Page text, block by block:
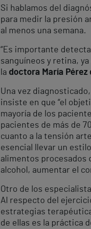
Si hablamos del
para medir la presión
al menos una semana.
“Es importante
sanguíneos y retina,
la doctora María Pérez
Una vez
insiste en que “el
mayoría de los
pacientes de más de
cuanto a la tensión
esencial llevar un
alimentos procesados
alcohol, aumentar el
Otro de los
Al respecto del
estrategias
de ellas es la práctica